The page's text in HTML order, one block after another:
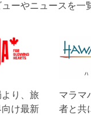
ーやニュースを一
り、旅
け最新
マラマ
者と共